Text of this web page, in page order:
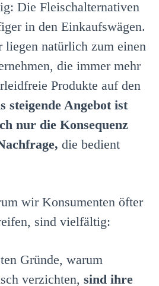
Die Fleischalternativen
in den Einkaufswägen.
natürlich zum einen
die immer mehr
Produkte auf den
steigende Angebot ist
nur die Konsequenz
die bedient
wir Konsumenten öfter
sind vielfältig:
Gründe, warum
verzichten, sind ihre